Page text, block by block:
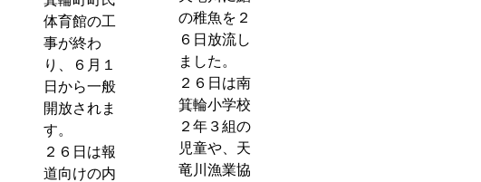
体育館の工
事が終わ
り、６月１
日から一般
開放されま
す。
２６日は報
道向けの内
の稚魚を２
６日放流し
ました。
２６日は南
箕輪小学校
２年３組の
児童や、天
竜川漁業協